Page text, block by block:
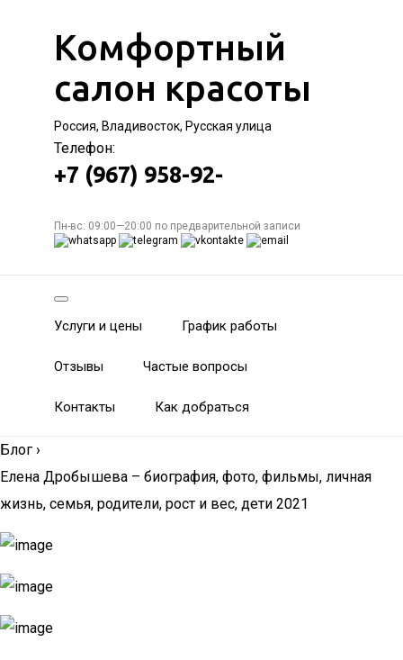
Комфортный
салон красоты
Россия, Владивосток, Русская улица
Телефон:
+7 (967) 958-92-
Пн-вс: 09:00—20:00 по предварительной записи
Услуги и цены График работы
Отзывы Частые вопросы
Контакты Как добраться
Блог ›
Елена Дробышева – биография, фото, фильмы, личная
жизнь, семья, родители, рост и вес, дети 2021